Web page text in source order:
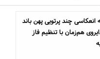
انعکاسی چند پرتویی پهن باند
هم‌زمان با تنظیم فاز